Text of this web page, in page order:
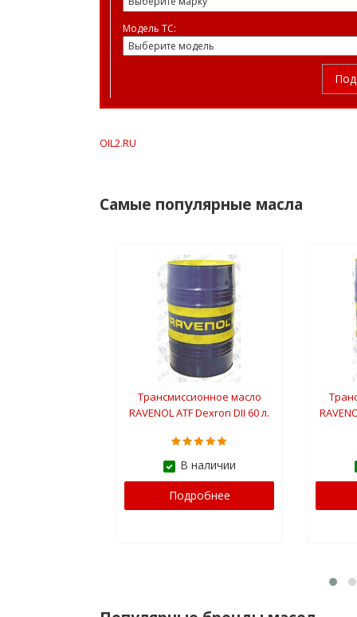
Модель ТС:
OIL2.RU
Самые популярные масла
Трансмиссионное масло
RAVENOL ATF Dexron DII 60 л.
В наличии
Подробнее